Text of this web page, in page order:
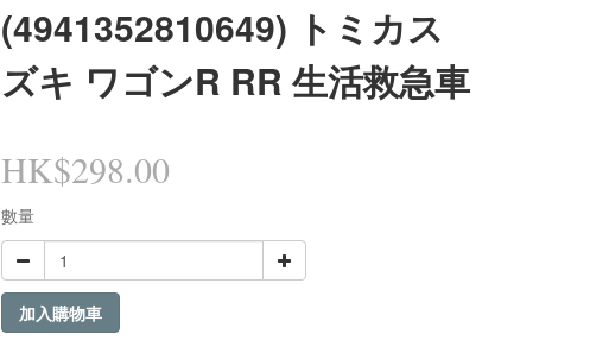
(4941352810649) トミカス
ズキ ワゴンR RR 生活救急車
HK$298.00
數量
加入購物車